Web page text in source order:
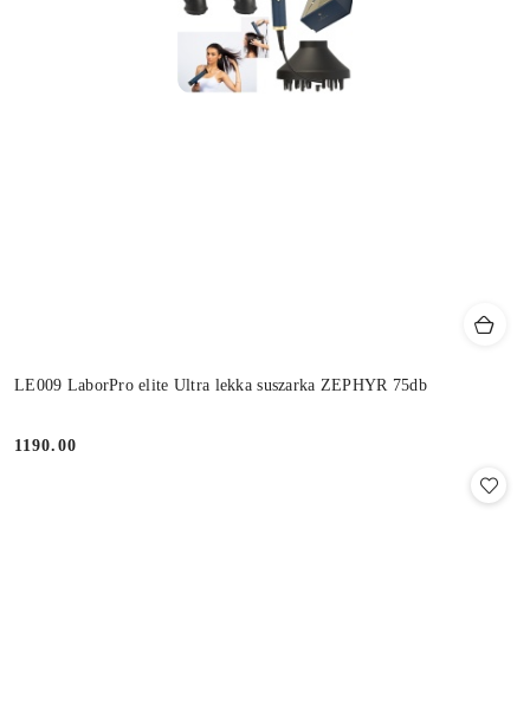
LE009 LaborPro elite Ultra lekka suszarka ZEPHYR 75db
Cena:
1190.00